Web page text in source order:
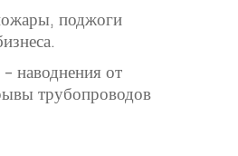
поджоги
наводнения от
трубопроводов